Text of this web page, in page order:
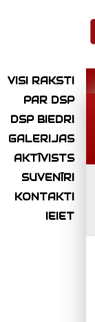
VISI RAKSTI
PAR DSP
DSP BIEDRI
GALERIJAS
AKTĪVISTS
SUVENĪRI
KONTAKTI
IEIET